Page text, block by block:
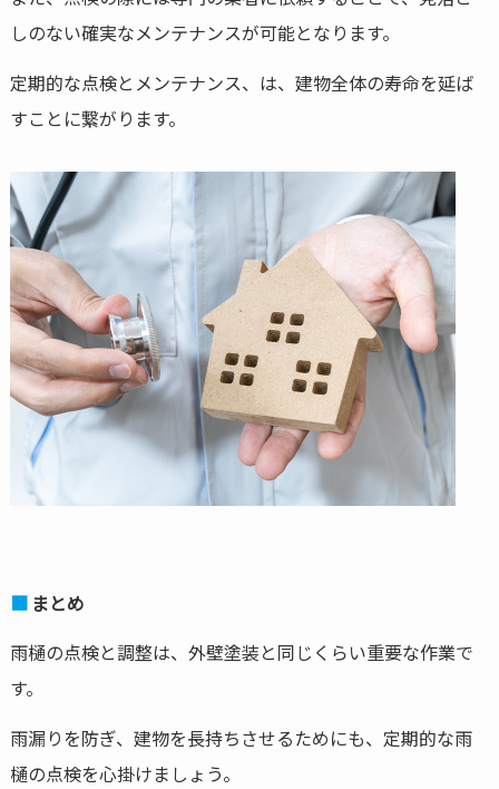
しのない確実なメンテナンスが可能となります。
定期的な点検とメンテナンス、は、建物全体の寿命を延ば
すことに繋がります。
まとめ
雨樋の点検と調整は、外壁塗装と同じくらい重要な作業で
す。
雨漏りを防ぎ、建物を長持ちさせるためにも、定期的な雨
樋の点検を心掛けましょう。